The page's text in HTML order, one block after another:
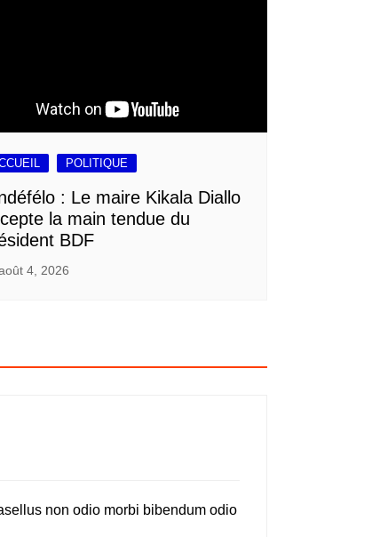
POLITIQUE
: Le maire Kikala Diallo
la main tendue du
BDF
4, 2026
non odio morbi bibendum odio